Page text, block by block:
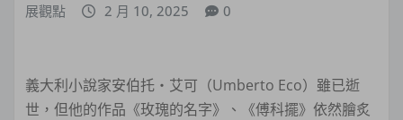
展觀點 2 月 10, 2025 0
義大利小說家安伯托・艾可（Umberto Eco）雖已逝
世，但他的作品《玫瑰的名字》、《傅科擺》依然膾炙